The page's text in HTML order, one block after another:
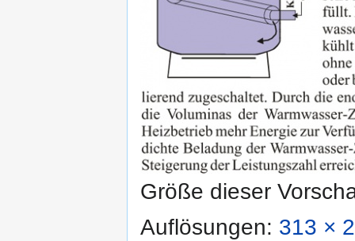
Größe dieser
Auflösungen: 313 ×